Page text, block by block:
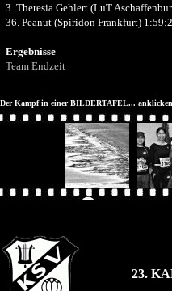
3. Theresia Gehlert (LuT
36. Peanut (Spiridon Frankfurt)
Ergebnisse
Team Endzeit
Der Kampf in einer BILDERTAFEL...
23.